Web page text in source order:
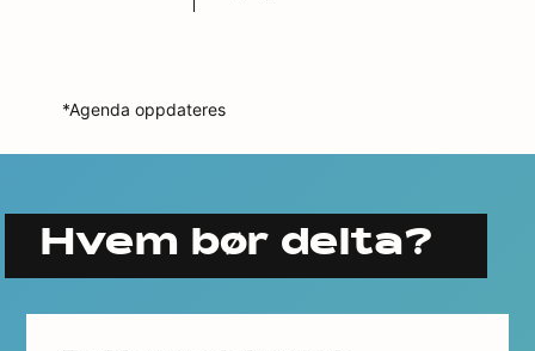
*Agenda oppdateres
Hvem bør delta?